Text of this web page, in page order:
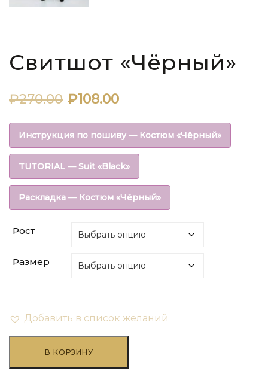
Свитшот «Чёрный»
₽270.00 Первоначальная
цена
составляла
₽270.00.
₽108.00Текущая
цена:
₽108.00.
Инструкция по пошиву — Костюм «Чёрный»
TUTORIAL — Suit «Black»
Раскладка — Костюм «Чёрный»
Рост
Размер
Добавить в список желаний
Свитшот
В КОРЗИНУ